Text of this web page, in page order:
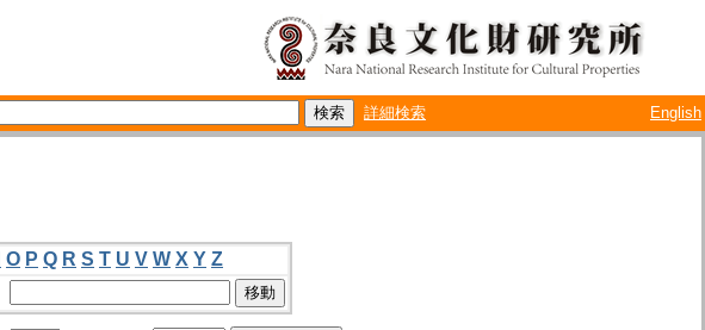
詳細検索 English
O P Q R S T U V W X Y Z